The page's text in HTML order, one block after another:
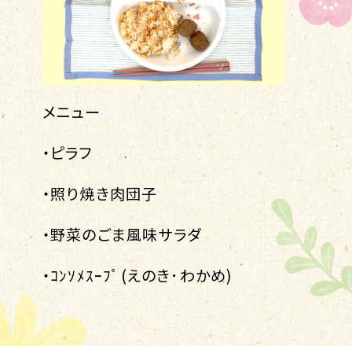
メニュー
・ピラフ
・照り焼き肉団子
・野菜のごま風味サラダ
・ｺﾝｿﾒｽｰﾌﾟ(えのき･わかめ)